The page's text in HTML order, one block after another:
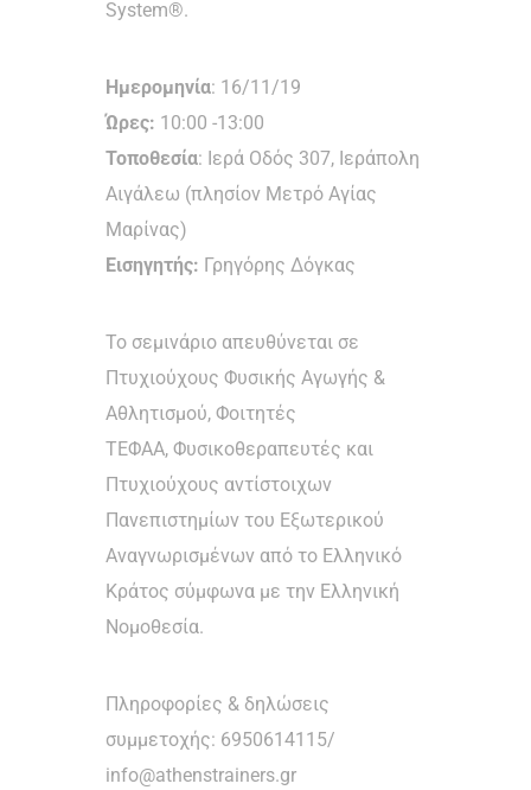
System®.
Ημερομηνία: 16/11/19
Ώρες: 10:00 -13:00
Τοποθεσία: Ιερά Οδός 307, Ιεράπολη
Αιγάλεω (πλησίον Μετρό Αγίας
Μαρίνας)
Εισηγητής: Γρηγόρης Δόγκας
Το σεμινάριο απευθύνεται σε
Πτυχιούχους Φυσικής Αγωγής &
Αθλητισμού, Φοιτητές
ΤΕΦΑΑ, Φυσικοθεραπευτές και
Πτυχιούχους αντίστοιχων
Πανεπιστημίων του Εξωτερικού
Αναγνωρισμένων από το Ελληνικό
Κράτος σύμφωνα με την Ελληνική
Νομοθεσία.
Πληροφορίες & δηλώσεις
συμμετοχής: 6950614115/
info@athenstrainers.gr